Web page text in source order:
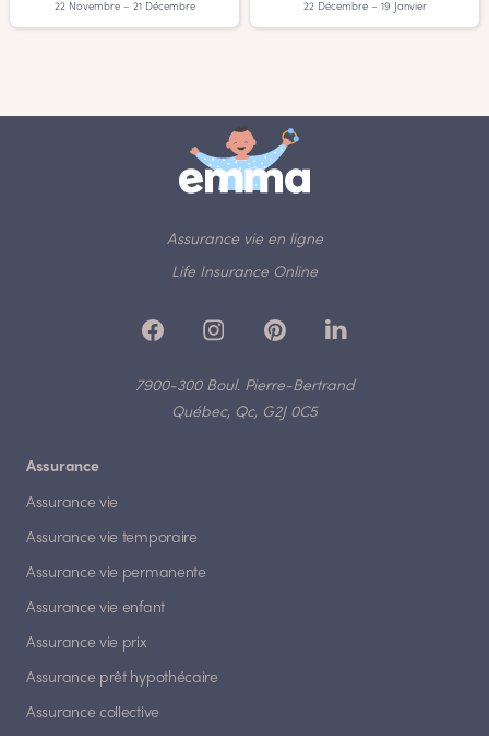
22 Novembre – 21 Décembre 22 Décembre – 19 Janvier
Assurance vie en ligne
Life Insurance Online
7900-300 Boul. Pierre-Bertrand
Québec, Qc, G2J 0C5
Assurance
Assurance vie
Assurance vie temporaire
Assurance vie permanente
Assurance vie enfant
Assurance vie prix
Assurance prêt hypothécaire
Assurance collective